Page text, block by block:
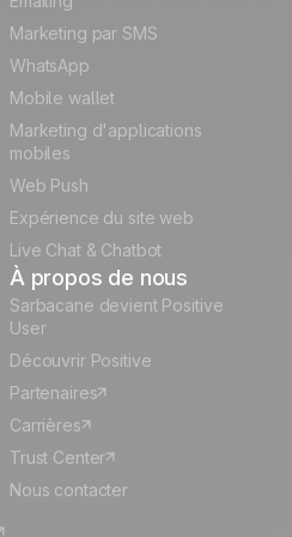
Marketing par SMS
WhatsApp
Mobile wallet
Marketing d'applications
mobiles
Web Push
Expérience du site web
Live Chat & Chatbot
À propos de nous
Sarbacane devient Positive
User
Découvrir Positive
Partenaires
Carrières
Trust Center
Nous contacter